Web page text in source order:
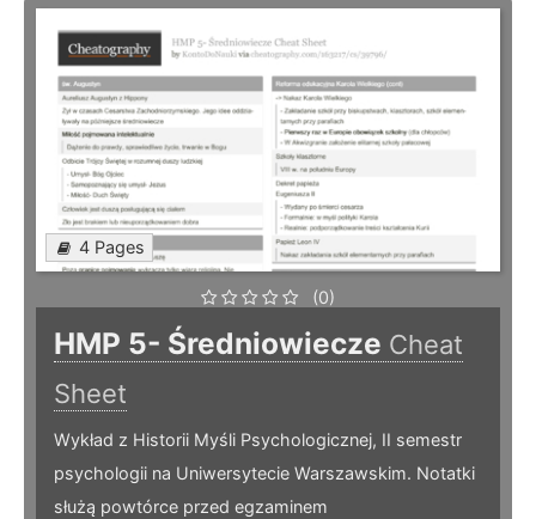
4 Pages
(0)
HMP 5- Średniowiecze Cheat
Sheet
Wykład z Historii Myśli Psychologicznej, II semestr
psychologii na Uniwersytecie Warszawskim. Notatki
służą powtórce przed egzaminem